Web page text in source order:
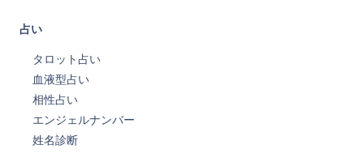
占い
タロット占い
血液型占い
相性占い
エンジェルナンバー
姓名診断